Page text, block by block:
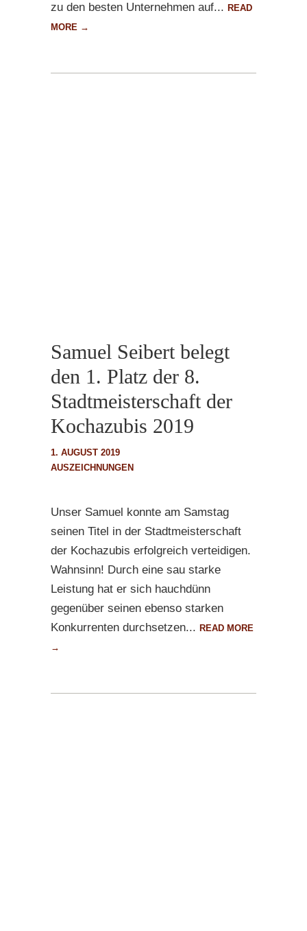
zu den besten Unternehmen auf... READ
MORE →
Samuel Seibert belegt
den 1. Platz der 8.
Stadtmeisterschaft der
Kochazubis 2019
1. AUGUST 2019
AUSZEICHNUNGEN
Unser Samuel konnte am Samstag
seinen Titel in der Stadtmeisterschaft
der Kochazubis erfolgreich verteidigen.
Wahnsinn! Durch eine sau starke
Leistung hat er sich hauchdünn
gegenüber seinen ebenso starken
Konkurrenten durchsetzen... READ MORE
→